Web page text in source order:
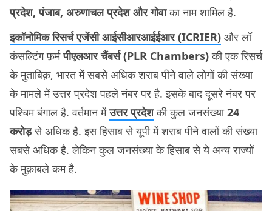
प्रदेश, पंजाब, अरुणाचल प्रदेश और गोवाका नाम शामिल है.
इकॉनोमिक रिसर्च एजेंसी आईसीआरआईईआर (ICRIER) और लॉ
कंसल्टिंग फ़र्मपीएलआर चैंबर्स (PLR Chambers)की एक रिसर्च
के मुताबिक़, भारत में सबसे अधिक शराब पीने वाले लोगों की संख्या
के मामले में उत्तर प्रदेश पहले नंबर पर है. इसके बाद दूसरे नंबर पर
पश्चिम बंगाल है. वर्तमान मेंउत्तर प्रदेशकी कुल जनसंख्या24
करोड़से अधिक है. इस हिसाब से यूपी में शराब पीने वालों की संख्या
सबसे अधिक है. लेकिन कुल जनसंख्या के हिसाब से ये अन्य राज्यों
के मुक़ाबले कम है.